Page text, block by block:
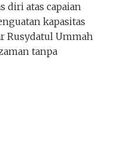
diri atas capaian
kapasitas
Rusydatul Ummah
tanpa